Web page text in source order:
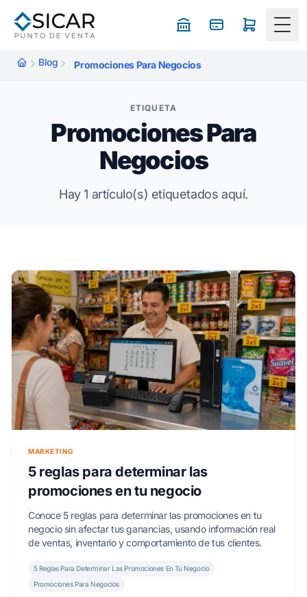
Blog Promociones Para Negocios
ETIQUETA
Promociones Para
Negocios
Hay 1 artículo(s) etiquetados aquí.
MARKETING
5 reglas para determinar las
promociones en tu negocio
Conoce 5 reglas para determinar las promociones en tu
negocio sin afectar tus ganancias, usando información real
de ventas, inventario y comportamiento de tus clientes.
5 Reglas Para Determinar Las Promociones En Tu Negocio
Promociones Para Negocios